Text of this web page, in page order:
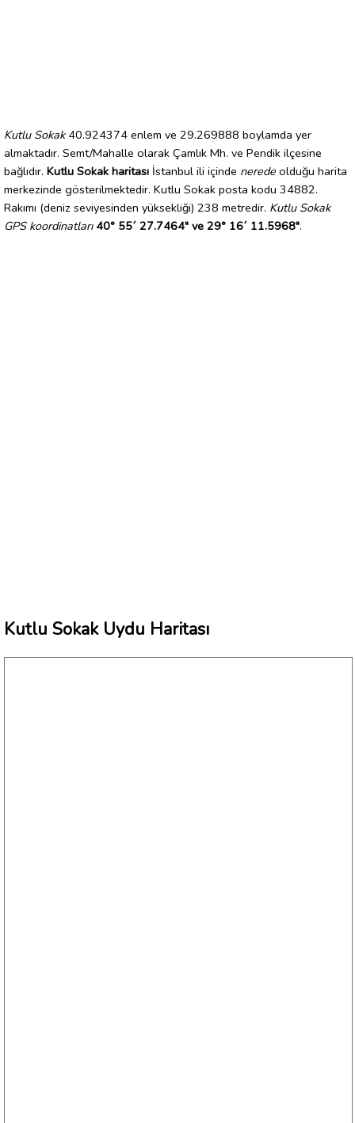
Kutlu Sokak40.924374 enlem ve 29.269888 boylamda yer
almaktadır. Semt/Mahalle olarak Çamlık Mh. ve Pendik ilçesine
bağlıdır. Kutlu Sokak haritası İstanbul ili içinde nerede olduğu harita
merkezinde gösterilmektedir. Kutlu Sokak posta kodu 34882.
Rakımı (deniz seviyesinden yüksekliği) 238 metredir. Kutlu Sokak
GPS koordinatları 40° 55´ 27.7464" ve 29° 16´ 11.5968".
Kutlu Sokak Uydu Haritası